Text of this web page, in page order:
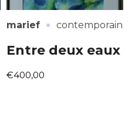
marief · contemporain
Entre deux eaux
€400,00